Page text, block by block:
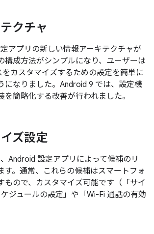
クチャ
アプリの新しい情報アーキテクチャが
構成方法がシンプルになり、ユーザーは
カスタマイズするための設定を簡単に
になりました。Android 9 では、設定機
を簡略化する改善が行われました。
ズ設定
Android 設定アプリによって候補のリ
す。通常、これらの候補はスマートフォ
もので、カスタマイズ可能です（「サイ
ジュールの設定」や「Wi-Fi 通話の有効